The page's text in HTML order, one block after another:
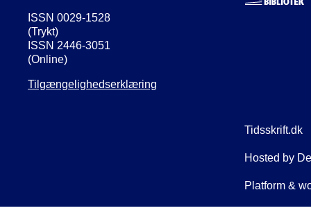
ISSN 0029-1528
(Trykt)
ISSN 2446-3051
(Online)
Tilgængelighedserklæring